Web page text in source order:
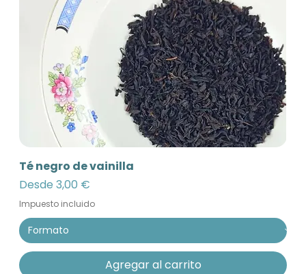
Té negro de vainilla
Desde3,00 €
Precio de oferta
Impuesto incluido
Agregar al carrito